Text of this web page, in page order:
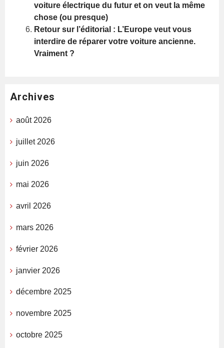
voiture électrique du futur et on veut la même
chose (ou presque)
Retour sur l’éditorial : L’Europe veut vous
interdire de réparer votre voiture ancienne.
Vraiment ?
Archives
août 2026
juillet 2026
juin 2026
mai 2026
avril 2026
mars 2026
février 2026
janvier 2026
décembre 2025
novembre 2025
octobre 2025